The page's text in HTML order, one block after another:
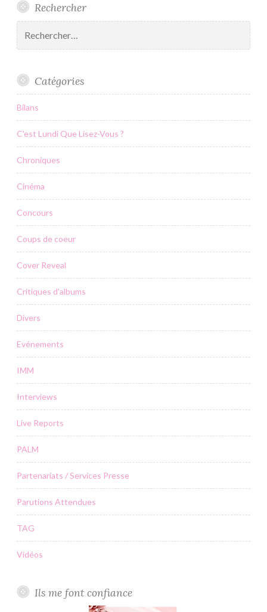
Rechercher
Catégories
Bilans
C'est Lundi Que Lisez-Vous ?
Chroniques
Cinéma
Concours
Coups de coeur
Cover Reveal
Critiques d'albums
Divers
Evénements
IMM
Interviews
Live Reports
PALM
Partenariats / Services Presse
Parutions Attendues
TAG
Vidéos
Ils me font confiance